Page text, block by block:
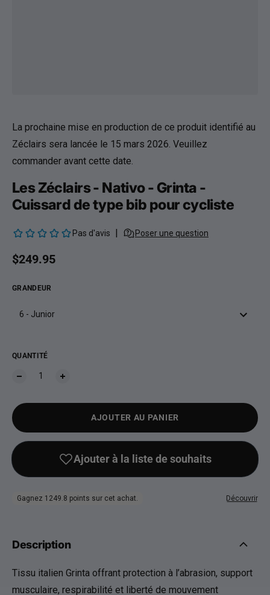
La prochaine mise en production de ce produit identifié au
Zéclairs sera lancée le 15 mars 2026. Veuillez
commander avant cette date.
Les Zéclairs - Nativo - Grinta -
Cuissard de type bib pour cycliste
Prix habituel
$249.95
GRANDEUR
6 - Junior
QUANTITÉ
AJOUTER AU PANIER
Description
Tissu italien Grinta offrant protection à l’abrasion, support
musculaire, respirabilité et liberté de mouvement